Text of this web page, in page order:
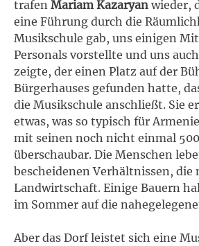
trafen Mariam Kazaryan wieder,
eine Führung durch die
Musikschule gab, uns einigen
Personals vorstellte und uns
zeigte, der einen Platz auf der
Bürgerhauses gefunden hatte,
die Musikschule anschließt. Sie
etwas, was so typisch für
mit seinen noch nicht einmal
überschaubar. Die Menschen
bescheidenen Verhältnissen, die
Landwirtschaft. Einige Bauern
im Sommer auf die
Aber das Dorf leistet sich eine